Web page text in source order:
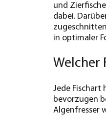
und
dabei.
in optimaler
Welcher
Jede Fischart
bevorzugen
Algenfresser